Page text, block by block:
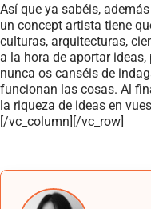
Así que ya sabéis,
un concept artista tiene
culturas, arquitecturas,
a la hora de aportar
nunca os canséis de
funcionan las cosas. Al
la riqueza de ideas en
[/vc_column][/vc_row]